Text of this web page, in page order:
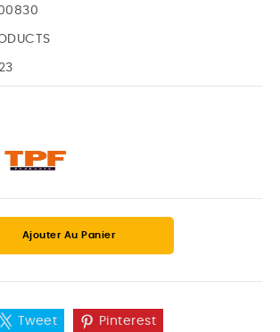
Ajouter Au Panier
Tweet Pinterest